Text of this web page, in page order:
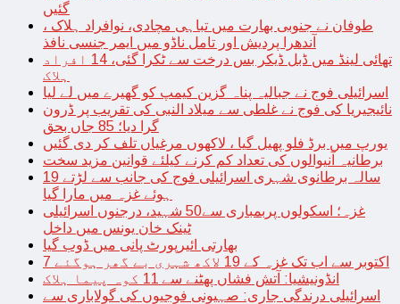
گئیں
طوفان نے جنوبی بھارت میں تباہی مچادی، نوافراد ہلاک ،
آندھرا پردیش اور تامل ناڈو میں ایمر جنسی نافذ
تھائی لینڈ میں ڈبل ڈیکر بس درخت سے ٹکرا گئی، 14 افراد
ہلاک
اسرائیلی فوج نے جبالیہ پناہ گزین کیمپ کو گھیرے میں لے لیا
نائیجیریا کی فوج نے غلطی سے میلاد النبی کی تقریب پر ڈرون
گرا دیا؛ 85 جاں بحق
یورپ میں برڈ فلو پھیل گیا ، لاکھوں مرغیاں تلف کر دی گئیں
برطانیہ آنیوالوں کی تعداد کم کرنے کیلئے قوانین مزید سخت
19 سالہ برطانوی شہری اسرائیلی فوج کی جانب سے لڑتے
ہوئے غزہ میں مارا گیا
غزہ؛ اسکولوں پربمباری سے50 شہید، درجنوں اسرائیلی
ٹینک خان یونس میں داخل
بھارتی ائیرپورٹ پانی میں ڈوب گیا
7 اکتوبر سے اب تک غزہ کے 19 لاکھ شہری بے گھر ہوگئے
انڈونیشیا: آتش فشاں پھٹنے سے 11 کوہ پیما ہلاک
اسرائیلی درندگی جاری: صہیونی فوجیوں کی گولاباری سے